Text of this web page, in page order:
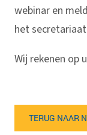
webinar en
het secretariaat
Wij rekenen op
TERUG NAAR